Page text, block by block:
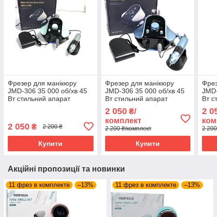
Фрезер для манікюру
JMD-306 35 000 об/хв 45
Вт стильний апарат
2 050 ₴ 2 200 ₴
Купити
Фрезер для манікюру
JMD-306 35 000 об/хв 45
Вт стильний апарат
2 050₴/
комплект
2 200 ₴/комплект
Купити
Вт
2
2
Акційні пропозиції та новинки
11 фрез в комплекте –13% 11 фрез в комплекте –13%